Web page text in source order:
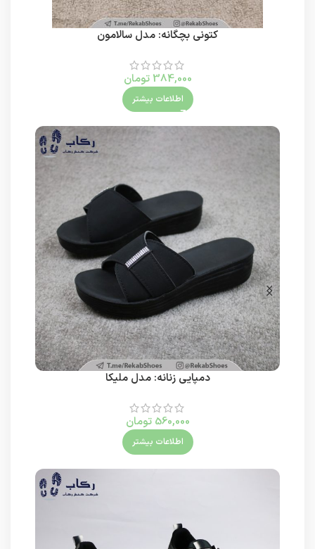
کتونی بچگانه: مدل سالامون
384,000 تومان
اطلاعات بیشتر
دمپایی زنانه: مدل ملیکا
560,000 تومان
اطلاعات بیشتر